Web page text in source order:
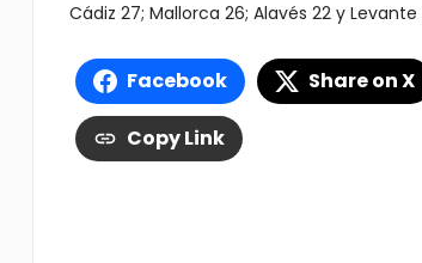
Cádiz 27; Mallorca 26; Alavés 22 y Levante
Facebook Share on X
Copy Link